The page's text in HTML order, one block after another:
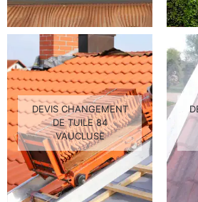
DEVIS CHANGEMENT
DE TUILE 84
VAUCLUSE